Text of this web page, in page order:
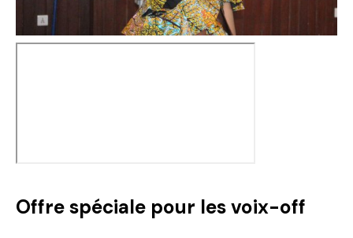
Offre spéciale pour les voix-off